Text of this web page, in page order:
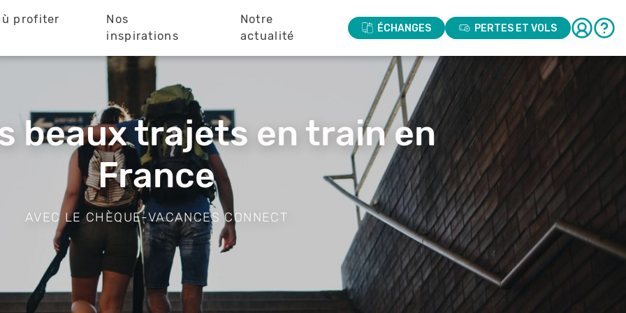
profiter
Nos
inspirations
Notre
actualité
ÉCHANGES PERTES ET VOLS
beaux trajets en train en
France
AVEC LE CHÈQUE-VACANCES CONNECT